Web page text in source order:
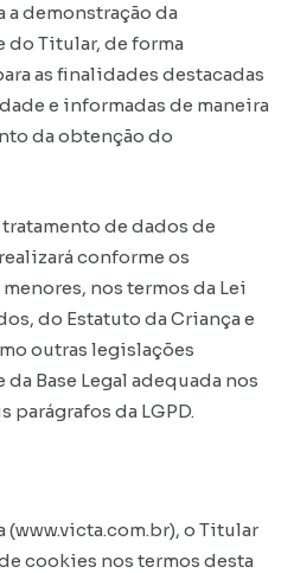
demonstração da
do Titular, de forma
as finalidades destacadas
e informadas de maneira
da obtenção do
de dados de
conforme os
nos termos da Lei
do Estatuto da Criança e
outras legislações
Base Legal adequada nos
parágrafos da LGPD.
(www.victa.com.br), o Titular
cookies nos termos desta